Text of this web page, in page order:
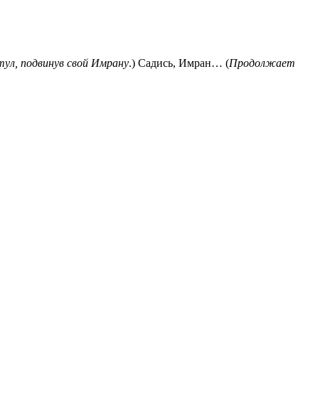
подвинув свой Имрану.) Садись, Имран… (Продолжает